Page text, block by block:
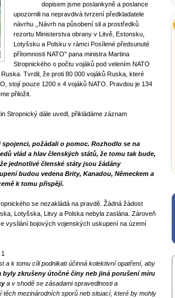
dopisem jsme poslankyně a poslance
upozornili na nepravdivá tvrzení předkladatele
návrhu ,, Návrh na působení sil a prostředků
rezortu Ministerstva obrany v Litvě, Estonsku,
Lotyšsku a Polsku v rámci Posílené předsunuté
přítomnosti NATO" pana ministra Martina
Stropnického o počtu vojáků pod velením NATO
Tvrdil, že proti 80 000 vojáků Ruska, které
stojí pouze 1200 x 4 vojáků NATO. Pravdou je 134
přiložit.
Stropnický dále uvedl, přikládáme záznam
požádali o pomoc. Rozhodlo se na
vlád a hlav členských států, že tomu tak bude,
jednotlivé členské státy jsou žádány
budou vedena Brity, Kanadou, Německem a
k tomu přispějí.
se nezakládá na pravdě. Žádná žádost
Lotyšska, Litvy a Polska nebyla zaslána. Zároveň
vysílání bojových vojenských uskupení na území
a k tomu cíli podnikati účinná kolektivní opatření, aby
byly zkrušeny útočné činy neb jiná porušení míru
a v shodě se zásadami spravedlnosti a
mezinárodních sporů neb situací, které by mohly